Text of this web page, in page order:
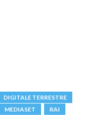
DIGITALE TERRESTRE
MEDIASET
RAI